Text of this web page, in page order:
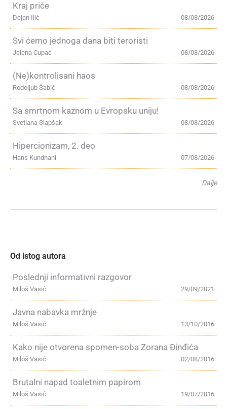
Kraj priče
08/08/2026
Dejan Ilić
Svi ćemo jednoga dana biti teroristi
08/08/2026
Jelena Cupać
(Ne)kontrolisani haos
08/08/2026
Rodoljub Šabić
Sa smrtnom kaznom u Evropsku uniju!
08/08/2026
Svetlana Slapšak
Hipercionizam, 2. deo
07/08/2026
Hans Kundnani
Dalje
Od istog autora
Poslednji informativni razgovor
29/09/2021
Miloš Vasić
Javna nabavka mržnje
13/10/2016
Miloš Vasić
Kako nije otvorena spomen-soba Zorana Đinđića
02/08/2016
Miloš Vasić
Brutalni napad toaletnim papirom
19/07/2016
Miloš Vasić